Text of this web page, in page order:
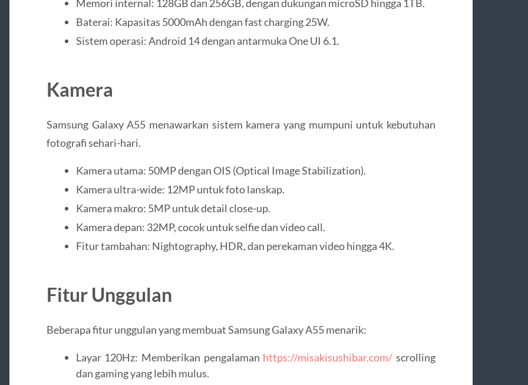
Memori internal: 128GB dan 256GB, dengan dukungan microSD hingga 1TB.
Baterai: Kapasitas 5000mAh dengan fast charging 25W.
Sistem operasi: Android 14 dengan antarmuka One UI 6.1.
Kamera
Samsung Galaxy A55 menawarkan sistem kamera yang mumpuni untuk kebutuhan
fotografi sehari-hari.
Kamera utama: 50MP dengan OIS (Optical Image Stabilization).
Kamera ultra-wide: 12MP untuk foto lanskap.
Kamera makro: 5MP untuk detail close-up.
Kamera depan: 32MP, cocok untuk selfie dan video call.
Fitur tambahan: Nightography, HDR, dan perekaman video hingga 4K.
Fitur Unggulan
Beberapa fitur unggulan yang membuat Samsung Galaxy A55 menarik:
Layar 120Hz: Memberikan pengalaman https://misakisushibar.com/ scrolling
dan gaming yang lebih mulus.